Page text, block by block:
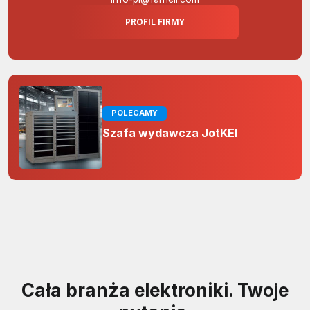
PROFIL FIRMY
POLECAMY
Szafa wydawcza JotKEl
Cała branża elektroniki. Twoje